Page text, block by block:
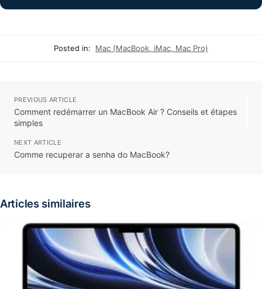
Posted in: Mac (MacBook, iMac, Mac Pro)
PREVIOUS ARTICLE
Comment redémarrer un MacBook Air ? Conseils et étapes
simples
NEXT ARTICLE
Comme recuperar a senha do MacBook?
Articles similaires